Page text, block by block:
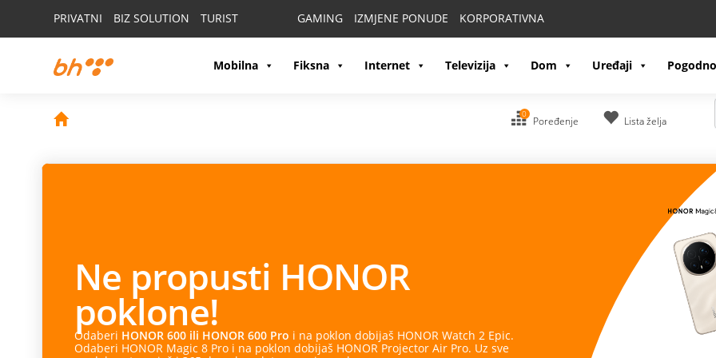
PRIVATNI BIZ SOLUTION TURIST GAMING IZMJENE PONUDE KORPORATIVNA
Mobilna Fiksna Internet Televizija Dom Uređaji
0
Poređenje Lista želja
Ne propusti HONOR
poklone!
Odaberi HONOR 600 ili HONOR 600 Pro i na poklon dobijaš HONOR Watch 2 Epic.
Odaberi HONOR Magic 8 Pro i na poklon dobijaš HONOR Projector Air Pro. Uz sve